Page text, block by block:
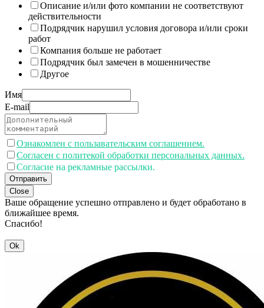
Описание и/или фото компании не соответствуют
действительности
Подрядчик нарушил условия договора и/или сроки
работ
Компания больше не работает
Подрядчик был замечен в мошенничестве
Другое
Имя
E-mail
Ознакомлен с пользавательским соглашением.
Согласен с политекой обработки персональных данных.
Согласие на рекламные рассылки.
Отправить
Close
Ваше обращение успешно отправлено и будет обработано в
ближайшее время.
Спасибо!
Ok